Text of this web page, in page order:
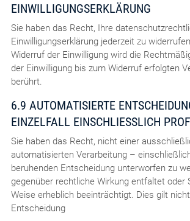
EINWILLIGUNGSERKLÄRUNG
Sie haben das Recht, Ihre
Einwilligungserklärung jederzeit zu
Widerruf der Einwilligung wird die
der Einwilligung bis zum Widerruf erfolgten
berührt.
6.9 AUTOMATISIERTE
EINZELFALL EINSCHLIESSLICH
Sie haben das Recht, nicht einer
automatisierten Verarbeitung –
beruhenden Entscheidung unterworfen zu
gegenüber rechtliche Wirkung entfaltet oder
Weise erheblich beeinträchtigt. Dies gilt
Entscheidung